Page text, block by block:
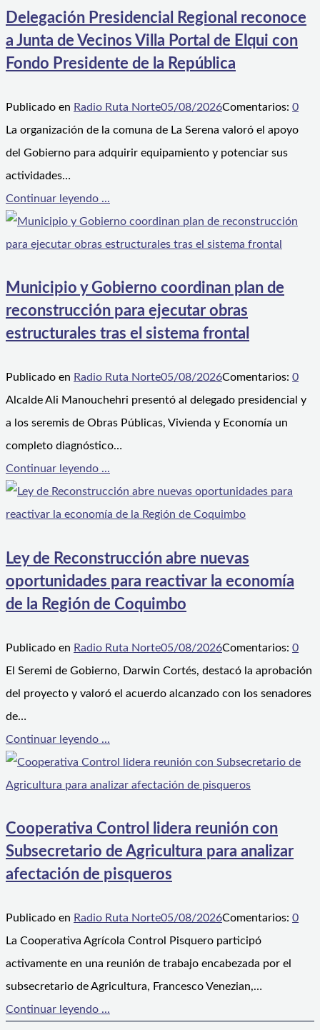
Delegación Presidencial Regional reconoce
a Junta de Vecinos Villa Portal de Elqui con
Fondo Presidente de la República
Publicado en Radio Ruta Norte05/08/2026Comentarios: 0
La organización de la comuna de La Serena valoró el apoyo
del Gobierno para adquirir equipamiento y potenciar sus
actividades…
Continuar leyendo ...
Municipio y Gobierno coordinan plan de
reconstrucción para ejecutar obras
estructurales tras el sistema frontal
Publicado en Radio Ruta Norte05/08/2026Comentarios: 0
Alcalde Ali Manouchehri presentó al delegado presidencial y
a los seremis de Obras Públicas, Vivienda y Economía un
completo diagnóstico…
Continuar leyendo ...
Ley de Reconstrucción abre nuevas
oportunidades para reactivar la economía
de la Región de Coquimbo
Publicado en Radio Ruta Norte05/08/2026Comentarios: 0
El Seremi de Gobierno, Darwin Cortés, destacó la aprobación
del proyecto y valoró el acuerdo alcanzado con los senadores
de…
Continuar leyendo ...
Cooperativa Control lidera reunión con
Subsecretario de Agricultura para analizar
afectación de pisqueros
Publicado en Radio Ruta Norte05/08/2026Comentarios: 0
La Cooperativa Agrícola Control Pisquero participó
activamente en una reunión de trabajo encabezada por el
subsecretario de Agricultura, Francesco Venezian,…
Continuar leyendo ...